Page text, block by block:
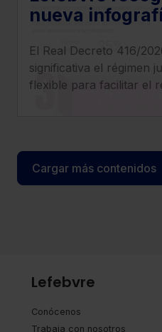
nueva
introduce el
416/2026
El Real Decreto 416/
significativa el régimen
flexible para facilitar el
determinados
Cargar más contenidos
Lefebvre
Conócenos
Trabaja con nosotros